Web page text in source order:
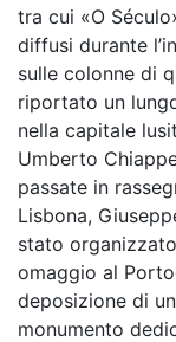
tra cui «O
diffusi durante
sulle colonne di
riportato un
nella capitale
Umberto
passate in
Lisbona,
stato
omaggio al
deposizione di
monumento